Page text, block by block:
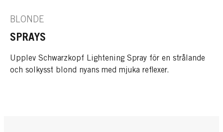
BLONDE
SPRAYS
Upplev Schwarzkopf Lightening Spray för en strålande
och solkysst blond nyans med mjuka reflexer.